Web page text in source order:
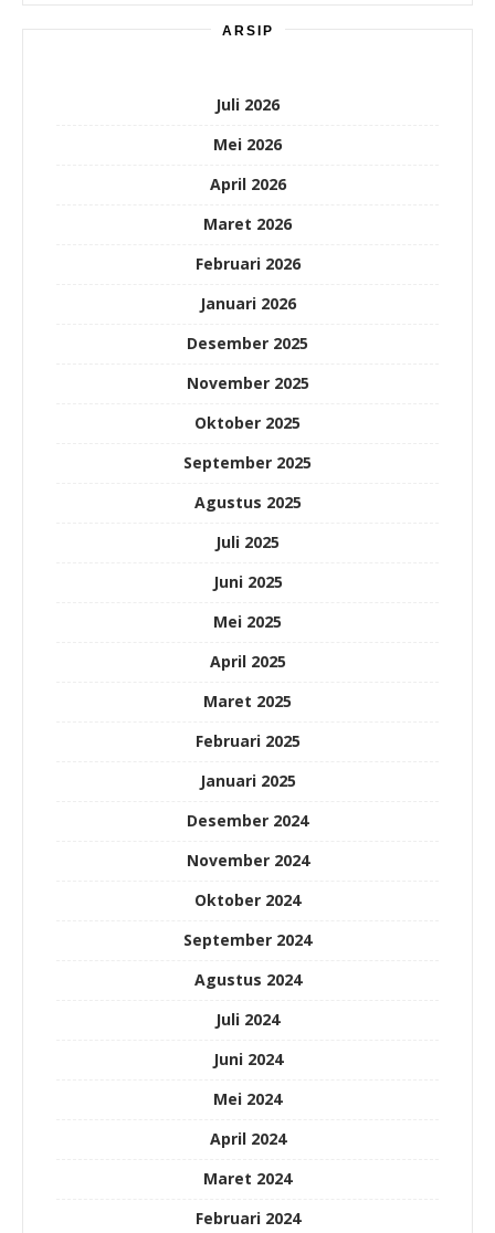
ARSIP
Juli 2026
Mei 2026
April 2026
Maret 2026
Februari 2026
Januari 2026
Desember 2025
November 2025
Oktober 2025
September 2025
Agustus 2025
Juli 2025
Juni 2025
Mei 2025
April 2025
Maret 2025
Februari 2025
Januari 2025
Desember 2024
November 2024
Oktober 2024
September 2024
Agustus 2024
Juli 2024
Juni 2024
Mei 2024
April 2024
Maret 2024
Februari 2024